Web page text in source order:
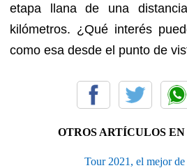
etapa llana de una
kilómetros. ¿Qué interés
como esa desde el punto de
OTROS ARTÍCULOS
Tour 2021, el mejor de